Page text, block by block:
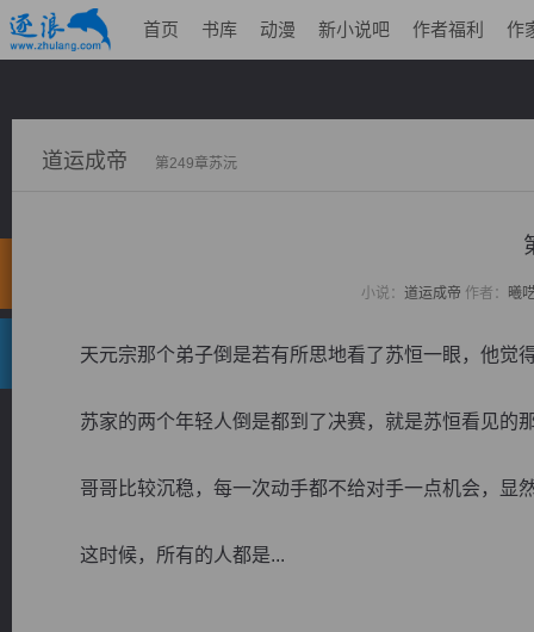
首页 书库 动漫 新小说吧 作者福利 作
道运成帝 第249章苏沅
小说： 道运成帝 作者： 曦
天元宗那个弟子倒是若有所思地看了苏恒一眼，他觉
苏家的两个年轻人倒是都到了决赛，就是苏恒看见的
哥哥比较沉稳，每一次动手都不给对手一点机会，显
这时候，所有的人都是...